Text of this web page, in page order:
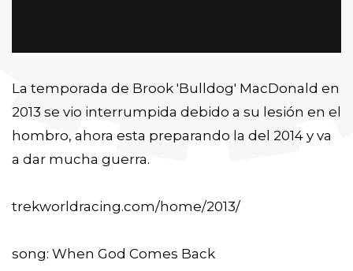
La temporada de Brook 'Bulldog' MacDonald en
2013 se vio interrumpida debido a su lesión en el
hombro, ahora esta preparando la del 2014 y va
a dar mucha guerra.
trekworldracing.com/home/2013/
song: When God Comes Back